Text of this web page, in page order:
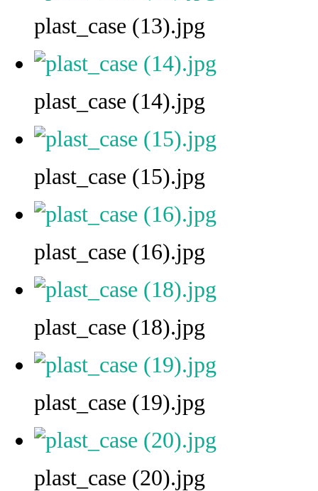
plast_case (13).jpg
plast_case (14).jpg
plast_case (15).jpg
plast_case (16).jpg
plast_case (18).jpg
plast_case (19).jpg
plast_case (20).jpg